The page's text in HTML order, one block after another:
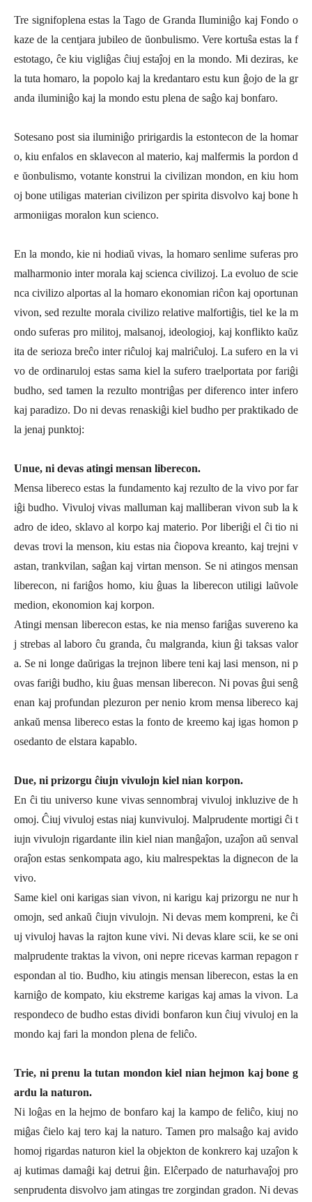
Tre signifoplena estas la Tago de Granda Iluminiĝo kaj Fondo o
kaze de la centjara jubileo de ŭonbulismo. Vere kortuŝa estas la f
estotago, ĉe kiu vigliĝas ĉiuj estaĵoj en la mondo. Mi deziras, ke
la tuta homaro, la popolo kaj la kredantaro estu kun ĝojo de la gr
anda iluminiĝo kaj la mondo estu plena de saĝo kaj bonfaro.
Sotesano post sia iluminiĝo pririgardis la estontecon de la homar
o, kiu enfalos en sklavecon al materio, kaj malfermis la pordon d
e ŭonbulismo, votante konstrui la civilizan mondon, en kiu hom
oj bone utiligas materian civilizon per spirita disvolvo kaj bone h
armoniigas moralon kun scienco.
En la mondo, kie ni hodiaŭ vivas, la homaro senlime suferas pro
malharmonio inter morala kaj scienca civilizoj. La evoluo de scie
nca civilizo alportas al la homaro ekonomian riĉon kaj oportunan
vivon, sed rezulte morala civilizo relative malfortiĝis, tiel ke la m
ondo suferas pro militoj, malsanoj, ideologioj, kaj konflikto kaŭz
ita de serioza breĉo inter riĉuloj kaj malriĉuloj. La sufero en la vi
vo de ordinaruloj estas sama kiel la sufero traelportata por fariĝi
budho, sed tamen la rezulto montriĝas per diferenco inter infero
kaj paradizo. Do ni devas renaskiĝi kiel budho per praktikado de
la jenaj punktoj:
Unue, ni devas atingi mensan liberecon.
Mensa libereco estas la fundamento kaj rezulto de la vivo por far
iĝi budho. Vivuloj vivas malluman kaj malliberan vivon sub la k
adro de ideo, sklavo al korpo kaj materio. Por liberiĝi el ĉi tio ni
devas trovi la menson, kiu estas nia ĉiopova kreanto, kaj trejni v
astan, trankvilan, saĝan kaj virtan menson. Se ni atingos mensan
liberecon, ni fariĝos homo, kiu ĝuas la liberecon utiligi laŭvole
medion, ekonomion kaj korpon.
Atingi mensan liberecon estas, ke nia menso fariĝas suvereno ka
j strebas al laboro ĉu granda, ĉu malgranda, kiun ĝi taksas valor
a. Se ni longe daŭrigas la trejnon libere teni kaj lasi menson, ni p
ovas fariĝi budho, kiu ĝuas mensan liberecon. Ni povas ĝui senĝ
enan kaj profundan plezuron per nenio krom mensa libereco kaj
ankaŭ mensa libereco estas la fonto de kreemo kaj igas homon p
osedanto de elstara kapablo.
Due, ni prizorgu ĉiujn vivulojn kiel nian korpon.
En ĉi tiu universo kune vivas sennombraj vivuloj inkluzive de h
omoj. Ĉiuj vivuloj estas niaj kunvivuloj. Malprudente mortigi ĉi t
iujn vivulojn rigardante ilin kiel nian manĝaĵon, uzaĵon aŭ senval
oraĵon estas senkompata ago, kiu malrespektas la dignecon de la
vivo.
Same kiel oni karigas sian vivon, ni karigu kaj prizorgu ne nur h
omojn, sed ankaŭ ĉiujn vivulojn. Ni devas mem kompreni, ke ĉi
uj vivuloj havas la rajton kune vivi. Ni devas klare scii, ke se oni
malprudente traktas la vivon, oni nepre ricevas karman repagon r
espondan al tio. Budho, kiu atingis mensan liberecon, estas la en
karniĝo de kompato, kiu ekstreme karigas kaj amas la vivon. La
respondeco de budho estas dividi bonfaron kun ĉiuj vivuloj en la
mondo kaj fari la mondon plena de feliĉo.
Trie, ni prenu la tutan mondon kiel nian hejmon kaj bone g
ardu la naturon.
Ni loĝas en la hejmo de bonfaro kaj la kampo de feliĉo, kiuj no
miĝas ĉielo kaj tero kaj la naturo. Tamen pro malsaĝo kaj avido
homoj rigardas naturon kiel la objekton de konkrero kaj uzaĵon k
aj kutimas damaĝi kaj detrui ĝin. Elĉerpado de naturhavaĵoj pro
senprudenta disvolvo jam atingas tre zorgindan gradon. Ni devas